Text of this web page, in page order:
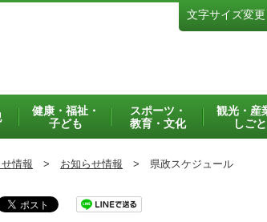
文字サイズ変更
健康・福祉・
子ども
スポーツ・
教育・文化
観光・産
しごと
情報 > お知らせ情報 > 県政スケジュール